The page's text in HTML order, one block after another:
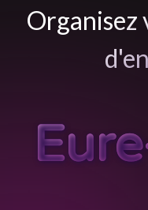
Organisez